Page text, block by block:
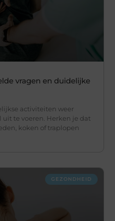
vragen en duidelijke
activiteiten weer
te voeren. Herken je dat
koken of traplopen
GEZONDHEID